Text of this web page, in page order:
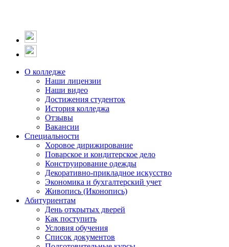
О колледже
Наши лицензии
Наши видео
Достижения студенток
История колледжа
Отзывы
Вакансии
Специальности
Хоровое дирижирование
Поварское и кондитерское дело
Конструирование одежды
Декоративно-прикладное искусство
Экономика и бухгалтерский учет​
Живопись (Иконопись)
Абитуриентам
День открытых дверей
Как поступить
Условия обучения
Список документов